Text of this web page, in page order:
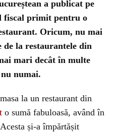
a publicat pe
fiscal primit pentru o
Oricum, nu mai
de la restaurantele din
mari decât în multe
numai.
la un restaurant din
o sumă fabuloasă, având în
și-a împărtășit